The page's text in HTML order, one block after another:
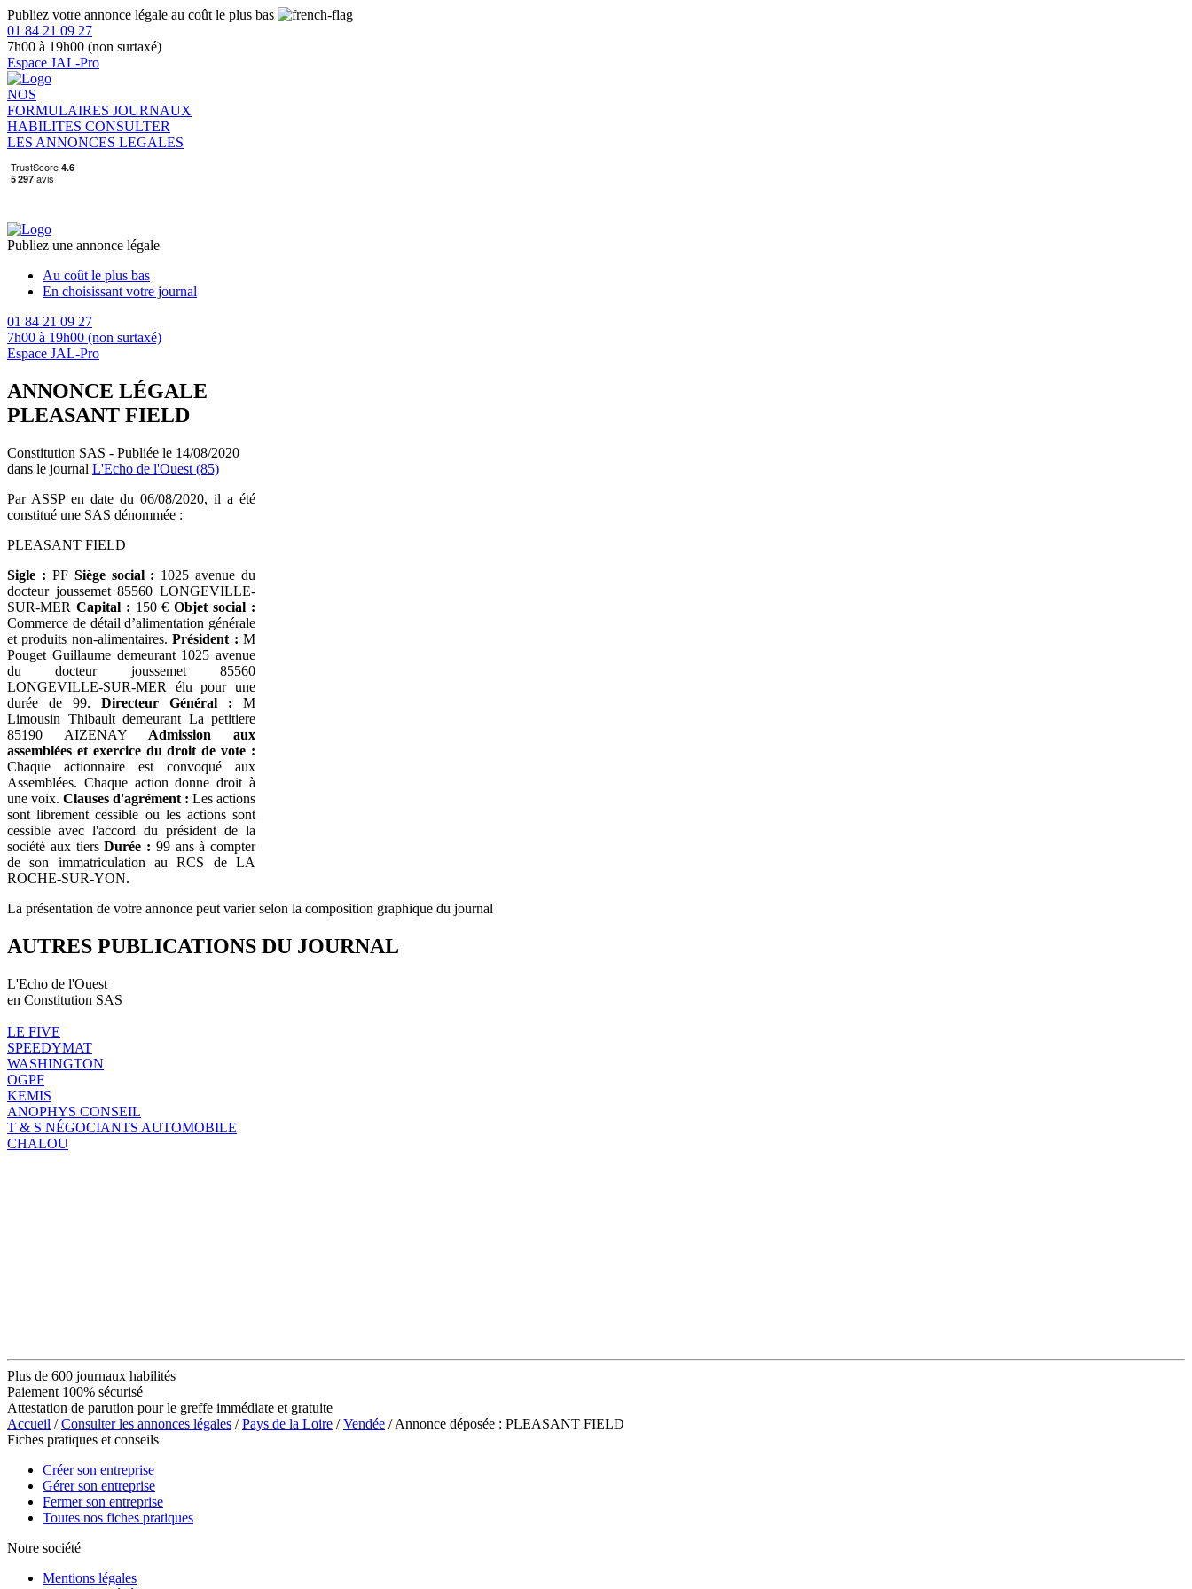
Publiez votre annonce légale au coût le plus bas
01 84 21 09 27
7h00 à 19h00 (non surtaxé)
Espace JAL-Pro
NOS
FORMULAIRES JOURNAUX
HABILITES CONSULTER
LES ANNONCES LEGALES
Publiez une annonce légale
Au coût le plus bas
En choisissant votre journal
01 84 21 09 27
7h00 à 19h00 (non surtaxé)
Espace JAL-Pro
ANNONCE LÉGALE
PLEASANT FIELD
Constitution SAS - Publiée le 14/08/2020
dans le journal L'Echo de l'Ouest (85)
Par ASSP en date du 06/08/2020, il a été
constitué une SAS dénommée :
PLEASANT FIELD
Sigle : PF Siège social : 1025 avenue du
docteur joussemet 85560 LONGEVILLE-
SUR-MER Capital : 150 €Objet social :
Commerce de détail d’alimentation générale
et produits non-alimentaires.Président : M
Pouget Guillaume demeurant 1025 avenue
du docteur joussemet 85560
LONGEVILLE-SUR-MER élu pour une
durée de 99. Directeur Général : M
Limousin Thibault demeurant La petitiere
85190 AIZENAY Admission aux
assemblées et exercice du droit de vote :
Chaque actionnaire est convoqué aux
Assemblées. Chaque action donne droit à
une voix. Clauses d'agrément : Les actions
sont librement cessible ou les actions sont
cessible avec l'accord du président de la
société aux tiersDurée : 99 ans à compter
de son immatriculation au RCS de LA
ROCHE-SUR-YON.
La présentation de votre annonce peut varier selon la composition graphique du journal
AUTRES PUBLICATIONS DU JOURNAL
L'Echo de l'Ouest
en Constitution SAS
LE FIVE
SPEEDYMAT
WASHINGTON
OGPF
KEMIS
ANOPHYS CONSEIL
T & S NÉGOCIANTS AUTOMOBILE
CHALOU
Plus de 600 journaux habilités
Paiement 100% sécurisé
Attestation de parution pour le greffe immédiate et gratuite
Accueil /Consulter les annonces légales /Pays de la Loire /Vendée / Annonce déposée : PLEASANT FIELD
Fiches pratiques et conseils
Créer son entreprise
Gérer son entreprise
Fermer son entreprise
Toutes nos fiches pratiques
Notre société
Mentions légales